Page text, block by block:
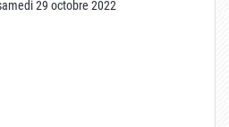
29 octobre 2022